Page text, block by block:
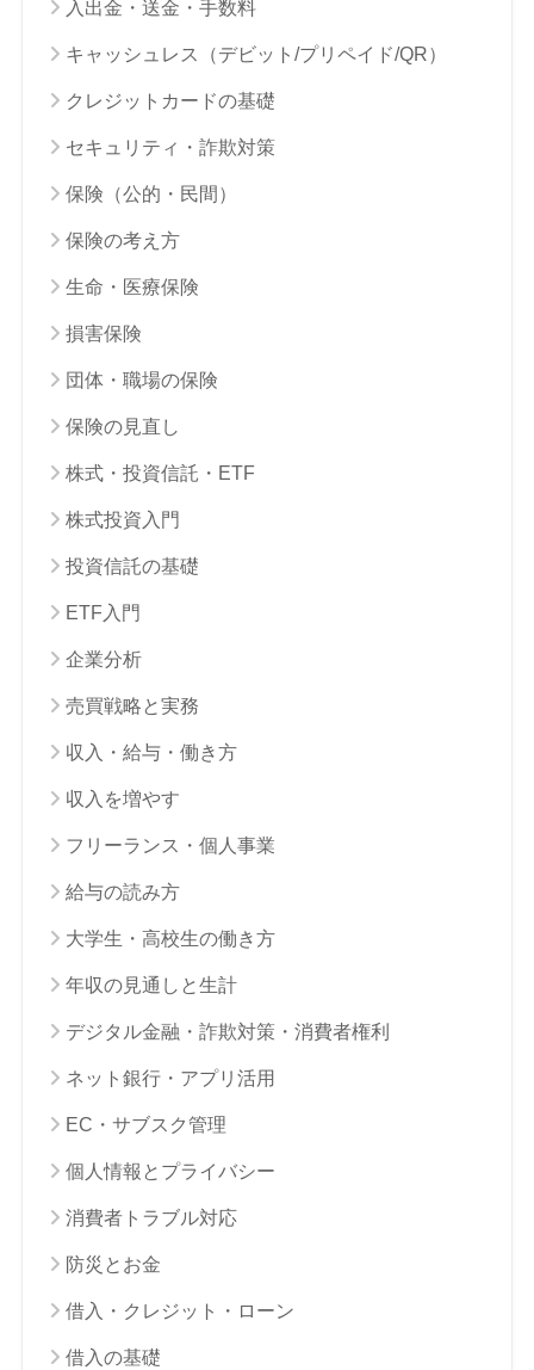
入出金・送金・手数料
キャッシュレス（デビット/プリペイド/QR）
クレジットカードの基礎
セキュリティ・詐欺対策
保険（公的・民間）
保険の考え方
生命・医療保険
損害保険
団体・職場の保険
保険の見直し
株式・投資信託・ETF
株式投資入門
投資信託の基礎
ETF入門
企業分析
売買戦略と実務
収入・給与・働き方
収入を増やす
フリーランス・個人事業
給与の読み方
大学生・高校生の働き方
年収の見通しと生計
デジタル金融・詐欺対策・消費者権利
ネット銀行・アプリ活用
EC・サブスク管理
個人情報とプライバシー
消費者トラブル対応
防災とお金
借入・クレジット・ローン
借入の基礎